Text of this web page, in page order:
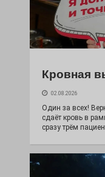
Кровная
02.08.2026
Один за всех!
сдаёт кровь в
сразу трём